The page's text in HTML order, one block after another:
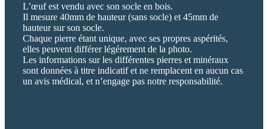
L’œuf est vendu avec son socle en bois.
Il mesure 40mm de hauteur (sans socle) et 45mm de
hauteur sur son socle.
Chaque pierre étant unique, avec ses propres aspérités,
elles peuvent différer légérement de la photo.
Les informations sur les différentes pierres et minéraux
sont données à titre indicatif et ne remplacent en aucun cas
un avis médical, et n’engage pas notre responsabilité.